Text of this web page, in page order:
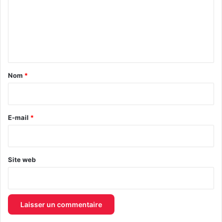
a
e
Nom *
E-mail *
Site web